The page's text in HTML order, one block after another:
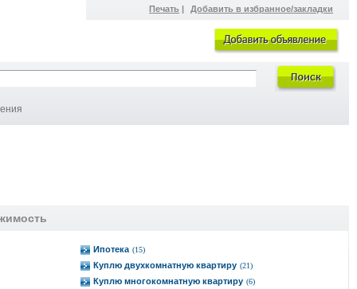
Печать | Добавить в избранное/закладки
Ипотека (15)
Куплю двухкомнатную квартиру (21)
Куплю многокомнатную квартиру (6)